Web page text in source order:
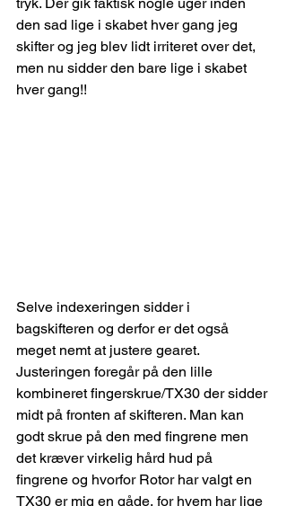
den sad lige i skabet hver gang jeg
skifter og jeg blev lidt irriteret over det,
men nu sidder den bare lige i skabet
hver gang!!
Selve indexeringen sidder i
bagskifteren og derfor er det også
meget nemt at justere gearet.
Justeringen foregår på den lille
kombineret fingerskrue/TX30 der sidder
midt på fronten af skifteren. Man kan
godt skrue på den med fingrene men
det kræver virkelig hård hud på
fingrene og hvorfor Rotor har valgt en
TX30 er mig en gåde, for hvem har lige